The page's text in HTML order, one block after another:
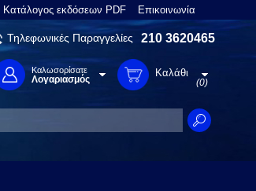
Κατάλογος εκδόσεων PDF Επικοινωνία
Τηλεφωνικές Παραγγελίες 210 3620465
Καλωσορίσατε
Λογαριασμός
Καλάθι
(0)